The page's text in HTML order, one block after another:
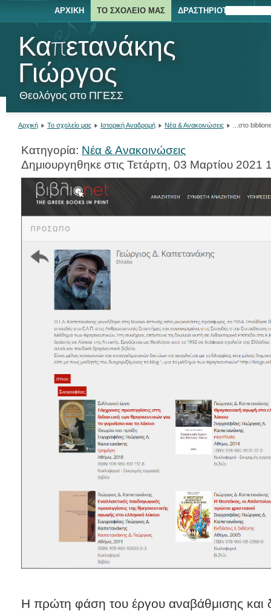
Καπετανάκης
Γιώργος
Θεολόγος στο ΠΓΕΣΣ
ΑΡΧΙΚΉ ΤΟ ΣΧΟΛΕΊΟ ΜΑΣ ΔΡΑΣΤΗΡΙΌΤΗΤΕΣ
Αρχική Το σχολείο μας Ιστορική Αναδρομή Νέα & Ανακοινώσεις ...στο
Κατηγορία: Νέα & Ανακοινώσεις
Δημιουργηθηκε στις Τετάρτη, 03 Μαρτίου 2021
Η πρώτη φάση του έργου αναβάθμισης και